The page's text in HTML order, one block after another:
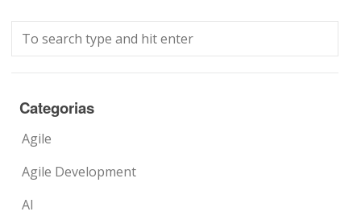
Categorias
Agile
Agile Development
AI